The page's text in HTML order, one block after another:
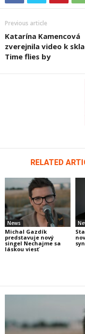
Previous article
Katarína Kamencová
zverejnila video k
Time flies by
RELATED
News
Michal Gazdík
predstavuje nový
singel Nechajme sa
láskou viesť